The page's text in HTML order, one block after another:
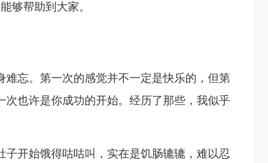
够帮助到大家。
忘。第一次的感觉并不一定是快乐的，但第
也许是你成功的开始。经历了那些，我似乎
开始饿得咕咕叫，实在是饥肠辘辘，难以忍